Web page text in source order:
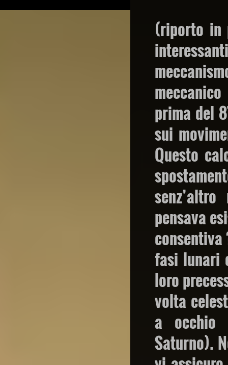
(riporto in
prima del
sui
Questo
pensava
consentiva
fasi lunari
loro
volta
a occhio
Saturno).